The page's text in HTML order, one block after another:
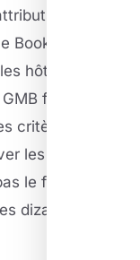
GMB.
Booking.com
hôtels selon
filtrent les
critères
les bons
le faire
dizaines de